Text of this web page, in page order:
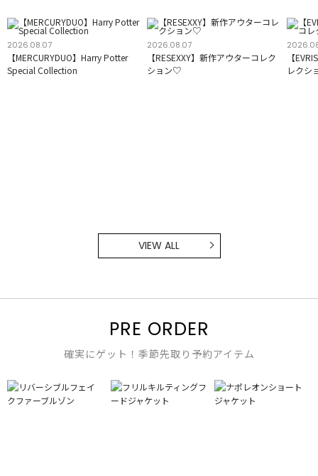
2026.08.07
【MERCURYDUO】Harry Potter
Special Collection
2026.08.07
【RESEXXY】新作アウターコレク
ション♡
【
レクシ
VIEW ALL
PRE ORDER
確実にゲット！季節先取り予約アイテム